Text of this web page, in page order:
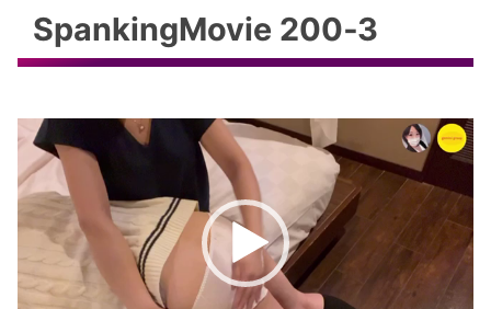
SpankingMovie 200‐3
画
プ
レ
ー
ヤ